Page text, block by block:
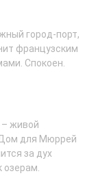
город-порт,
французским
Спокоен.
живой
Дом для Мюррей
за дух
озерам.